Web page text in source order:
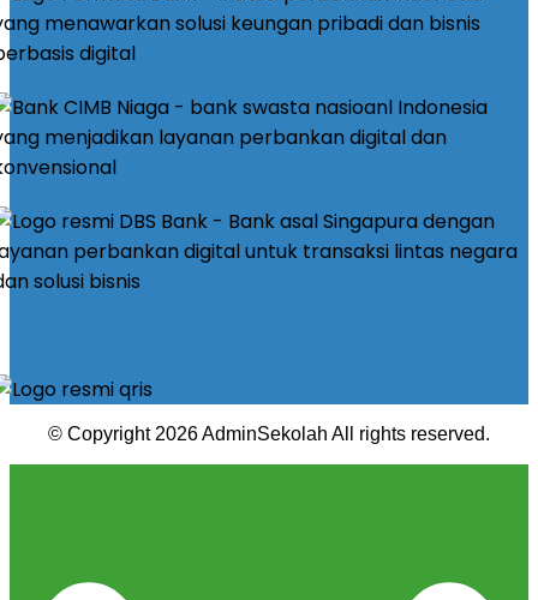
© Copyright 2026 AdminSekolah All rights reserved.